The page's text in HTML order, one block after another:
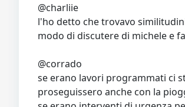
@charliie
l'ho detto che trovavo
modo di discutere di michele e
@corrado
se erano lavori programmati ci
proseguissero anche con la